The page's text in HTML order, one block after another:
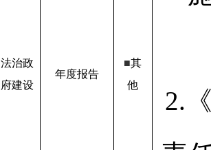
法治政
府建设
年度报告
■其
他
2.